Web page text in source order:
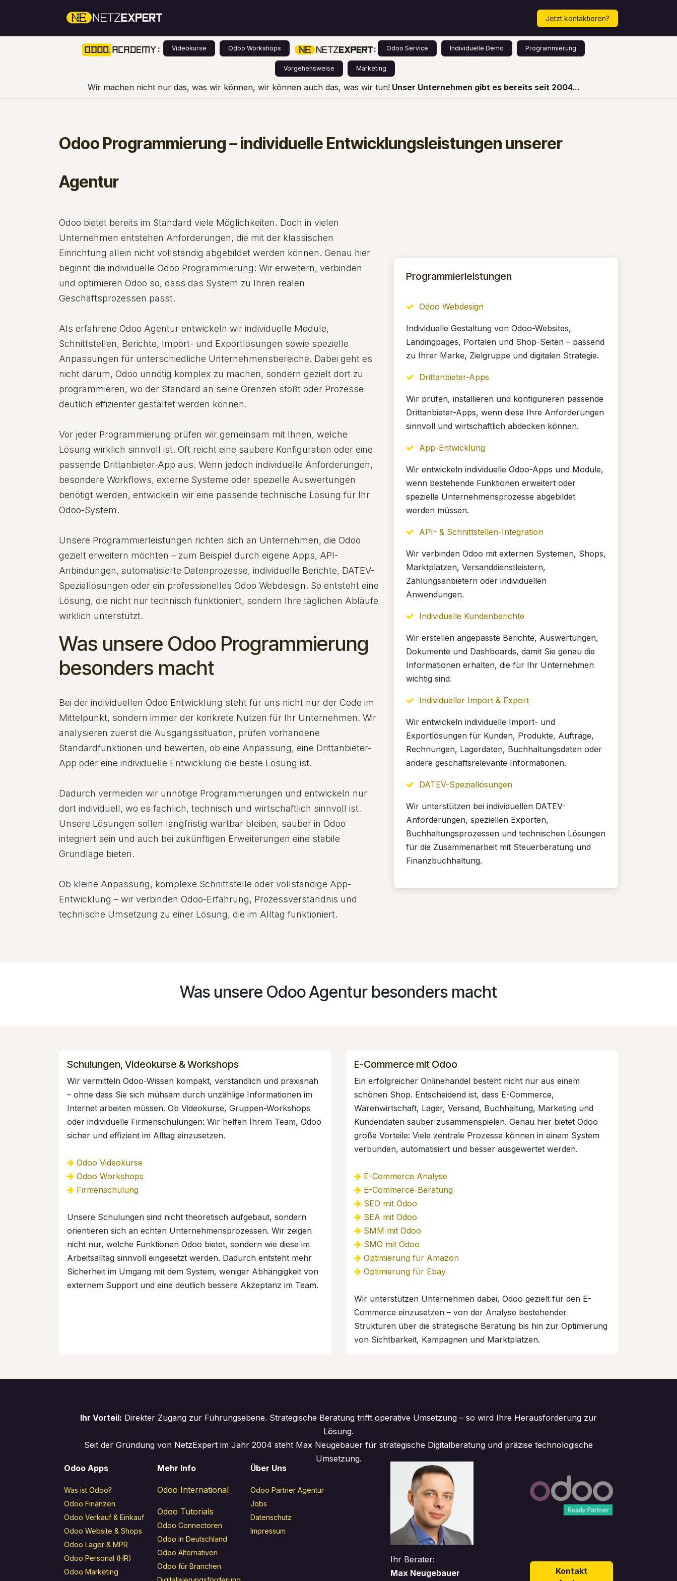
Termin vereinbaren!
Jetzt kontaktieren?
: Videokurse Odoo Workshops : Odoo Service Individuelle Demo Programmierung
Vorgehensweise Marketing
Wir machen nicht nur das, was wir können, wir können auch das, was wir tun! Unser Unternehmen gibt es bereits seit 2004...
Odoo Programmierung – individuelle Entwicklungsleistungen unserer
Agentur
Odoo bietet bereits im Standard viele Möglichkeiten. Doch in vielen
Unternehmen entstehen Anforderungen, die mit der klassischen
Einrichtung allein nicht vollständig abgebildet werden können. Genau hier
beginnt die individuelle Odoo Programmierung: Wir erweitern, verbinden
und optimieren Odoo so, dass das System zu Ihren realen
Geschäftsprozessen passt.
Als erfahrene Odoo Agentur entwickeln wir individuelle Module,
Schnittstellen, Berichte, Import- und Exportlösungen sowie spezielle
Anpassungen für unterschiedliche Unternehmensbereiche. Dabei geht es
nicht darum, Odoo unnötig komplex zu machen, sondern gezielt dort zu
programmieren, wo der Standard an seine Grenzen stößt oder Prozesse
deutlich effizienter gestaltet werden können.
Vor jeder Programmierung prüfen wir gemeinsam mit Ihnen, welche
Lösung wirklich sinnvoll ist. Oft reicht eine saubere Konfiguration oder eine
passende Drittanbieter-App aus. Wenn jedoch individuelle Anforderungen,
besondere Workflows, externe Systeme oder spezielle Auswertungen
benötigt werden, entwickeln wir eine passende technische Lösung für Ihr
Odoo-System.
Unsere Programmierleistungen richten sich an Unternehmen, die Odoo
gezielt erweitern möchten – zum Beispiel durch eigene Apps, API-
Anbindungen, automatisierte Datenprozesse, individuelle Berichte, DATEV-
Speziallösungen oder ein professionelles Odoo Webdesign. So entsteht eine
Lösung, die nicht nur technisch funktioniert, sondern Ihre täglichen Abläufe
wirklich unterstützt.
Was unsere Odoo Programmierung
besonders macht
Bei der individuellen Odoo Entwicklung steht für uns nicht nur der Code im
Mittelpunkt, sondern immer der konkrete Nutzen für Ihr Unternehmen. Wir
analysieren zuerst die Ausgangssituation, prüfen vorhandene
Standardfunktionen und bewerten, ob eine Anpassung, eine Drittanbieter-
App oder eine individuelle Entwicklung die beste Lösung ist.
Dadurch vermeiden wir unnötige Programmierungen und entwickeln nur
dort individuell, wo es fachlich, technisch und wirtschaftlich sinnvoll ist.
Unsere Lösungen sollen langfristig wartbar bleiben, sauber in Odoo
integriert sein und auch bei zukünftigen Erweiterungen eine stabile
Grundlage bieten.
Ob kleine Anpassung, komplexe Schnittstelle oder vollständige App-
Entwicklung – wir verbinden Odoo-Erfahrung, Prozessverständnis und
technische Umsetzung zu einer Lösung, die im Alltag funktioniert.
Programmierleistungen
Odoo Webdesign
Individuelle Gestaltung von Odoo-Websites,
Landingpages, Portalen und Shop-Seiten – passend
zu Ihrer Marke, Zielgruppe und digitalen Strategie.
Drittanbieter-Apps
Wir prüfen, installieren und konfigurieren passende
Drittanbieter-Apps, wenn diese Ihre Anforderungen
sinnvoll und wirtschaftlich abdecken können.
App-Entwicklung
Wir entwickeln individuelle Odoo-Apps und Module,
wenn bestehende Funktionen erweitert oder
spezielle Unternehmensprozesse abgebildet
werden müssen.
API- & Schnittstellen-Integration
Wir verbinden Odoo mit externen Systemen, Shops,
Marktplätzen, Versanddienstleistern,
Zahlungsanbietern oder individuellen
Anwendungen.
Individuelle Kundenberichte
Wir erstellen angepasste Berichte, Auswertungen,
Dokumente und Dashboards, damit Sie genau die
Informationen erhalten, die für Ihr Unternehmen
wichtig sind.
Individueller Import & Export
Wir entwickeln individuelle Import- und
Exportlösungen für Kunden, Produkte, Aufträge,
Rechnungen, Lagerdaten, Buchhaltungsdaten oder
andere geschäftsrelevante Informationen.
DATEV-Speziallösungen
Wir unterstützen bei individuellen DATEV-
Anforderungen, speziellen Exporten,
Buchhaltungsprozessen und technischen Lösungen
für die Zusammenarbeit mit Steuerberatung und
Finanzbuchhaltung.
Was unsere Odoo Agentur besonders macht
Schulungen, Videokurse & Workshops
Wir vermitteln Odoo-Wissen kompakt, verständlich und praxisnah
– ohne dass Sie sich mühsam durch unzählige Informationen im
Internet arbeiten müssen. Ob Videokurse, Gruppen-Workshops
oder individuelle Firmenschulungen: Wir helfen Ihrem Team, Odoo
sicher und effizient im Alltag einzusetzen.
Odoo Videokurse
Odoo Workshops
Firmenschulung
Unsere Schulungen sind nicht theoretisch aufgebaut, sondern
orientieren sich an echten Unternehmensprozessen. Wir zeigen
nicht nur, welche Funktionen Odoo bietet, sondern wie diese im
Arbeitsalltag sinnvoll eingesetzt werden. Dadurch entsteht mehr
Sicherheit im Umgang mit dem System, weniger Abhängigkeit von
externem Support und eine deutlich bessere Akzeptanz im Team.
E-Commerce mit Odoo
Ein erfolgreicher Onlinehandel besteht nicht nur aus einem
schönen Shop. Entscheidend ist, dass E-Commerce,
Warenwirtschaft, Lager, Versand, Buchhaltung, Marketing und
Kundendaten sauber zusammenspielen. Genau hier bietet Odoo
große Vorteile: Viele zentrale Prozesse können in einem System
verbunden, automatisiert und besser ausgewertet werden.
E-Commerce Analyse
E-Commerce-Beratung
SEO mit Odoo
SEA mit Odoo
SMM mit Odoo
SMO mit Odoo
Optimierung für Amazon
Optimierung für Ebay
Wir unterstützen Unternehmen dabei, Odoo gezielt für den E-
Commerce einzusetzen – von der Analyse bestehender
Strukturen über die strategische Beratung bis hin zur Optimierung
von Sichtbarkeit, Kampagnen und Marktplätzen.
Ihr Vorteil: Direkter Zugang zur Führungsebene. Strategische Beratung trifft operative Umsetzung – so wird Ihre Herausforderung zur
Lösung.
Seit der Gründung von NetzExpert im Jahr 2004 steht Max Neugebauer für strategische Digitalberatung und präzise technologische
Umsetzung.
Odoo Apps
Was ist Odoo?
Odoo Finanzen
Odoo Verkauf & Einkauf
Odoo Website & Shops
Odoo Lager & MPR
Odoo Personal (HR)
Odoo Marketing
Mehr Info
Odoo International
Odoo Tutorials
Odoo Connectoren
Odoo in Deutschland
Odoo Alternativen
Odoo für Branchen
Über Uns
Odoo Partner Agentur
Jobs
Datenschutz
Impressum
Ihr Berater:
Max Neugebauer
Kontakt